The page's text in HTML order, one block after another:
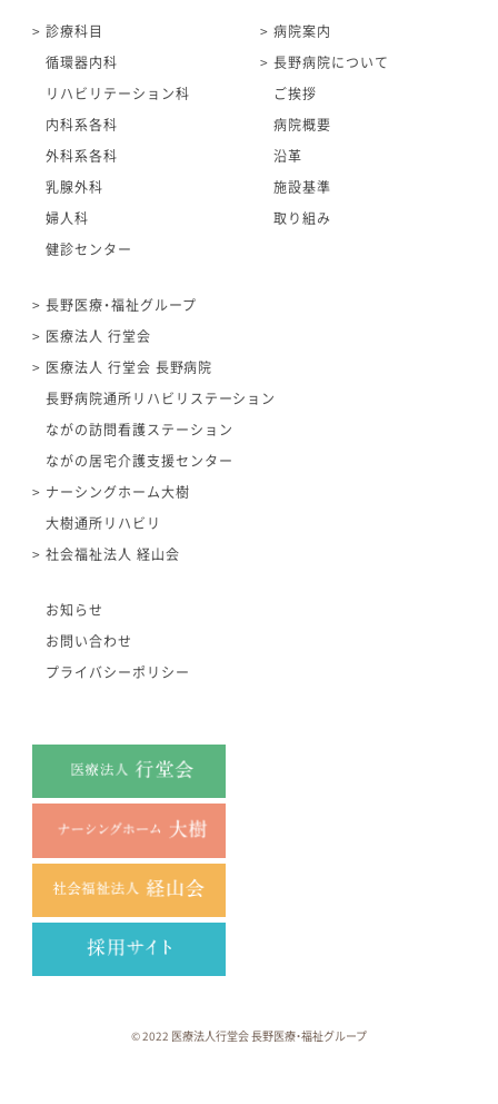
診療科目
循環器内科
リハビリテーション科
内科系各科
外科系各科
乳腺外科
婦人科
健診センター
病院案内
長野病院について
ご挨拶
病院概要
沿革
施設基準
取り組み
長野医療・福祉グループ
医療法人 行堂会
医療法人 行堂会 長野病院
長野病院通所リハビリステーション
ながの訪問看護ステーション
ながの居宅介護支援センター
ナーシングホーム大樹
大樹通所リハビリ
社会福祉法人 経山会
お知らせ
お問い合わせ
プライバシーポリシー
© 2022 医療法人行堂会 長野医療・福祉グループ